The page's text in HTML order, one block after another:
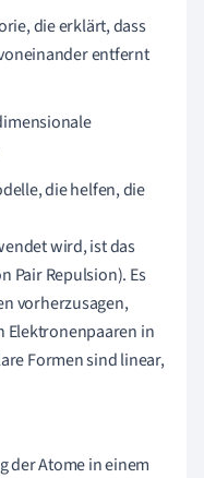
die erklärt, dass
entfernt
die helfen, die
wird, ist das
Pair Repulsion). Es
vorherzusagen,
Elektronenpaaren in
Formen sind linear,
der Atome in einem